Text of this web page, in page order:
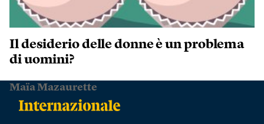
Il desiderio delle donne è un problema
di uomini?
Maïa Mazaurette